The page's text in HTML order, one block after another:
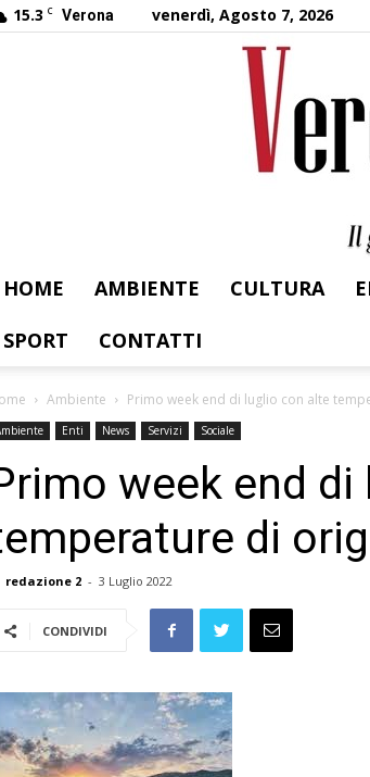
15.3 C Verona venerdì, Agosto 7, 2026
HOME AMBIENTE CULTURA
SPORT
CONTATTI
Ambiente Primo week end di luglio con alte
Enti News Servizi Sociale
week end
di
redazione 2 - 3 Luglio 2022
CONDIVIDI